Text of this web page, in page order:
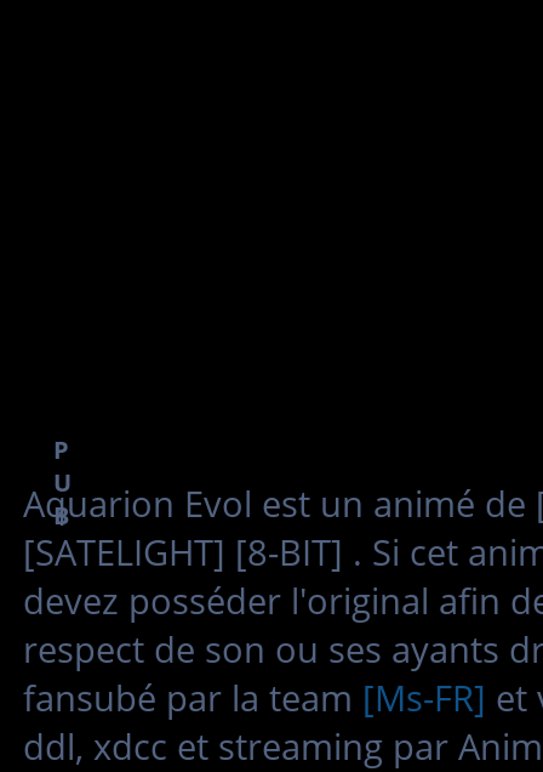
P
U
B
Aquarion Evol est un animé de
[SATELIGHT] [8-BIT] . Si cet
devez posséder l'original afin
respect de son ou ses ayants
fansubé par la team [Ms-FR] et
ddl, xdcc et streaming par